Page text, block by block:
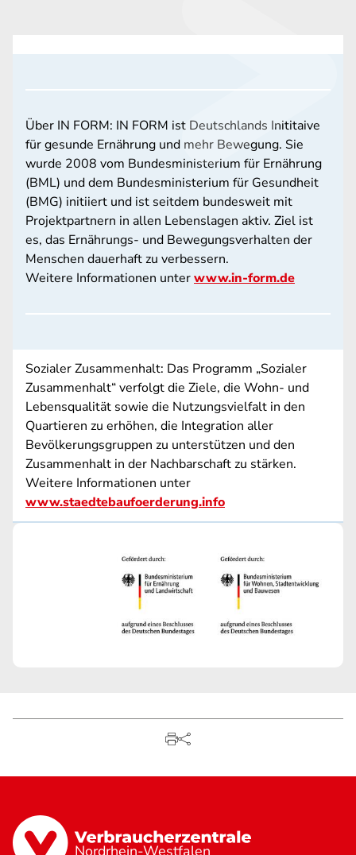
Über IN FORM: IN FORM ist Deutschlands Inititaive
für gesunde Ernährung und mehr Bewegung. Sie
wurde 2008 vom Bundesministerium für Ernährung
(BML) und dem Bundesministerium für Gesundheit
(BMG) initiiert und ist seitdem bundesweit mit
Projektpartnern in allen Lebenslagen aktiv. Ziel ist
es, das Ernährungs- und Bewegungsverhalten der
Menschen dauerhaft zu verbessern.
Weitere Informationen unterwww.in-form.de
Sozialer Zusammenhalt: Das Programm „Sozialer
Zusammenhalt“ verfolgt die Ziele, die Wohn- und
Lebensqualität sowie die Nutzungsvielfalt in den
Quartieren zu erhöhen, die Integration aller
Bevölkerungsgruppen zu unterstützen und den
Zusammenhalt in der Nachbarschaft zu stärken.
Weitere Informationen unter
www.staedtebaufoerderung.info